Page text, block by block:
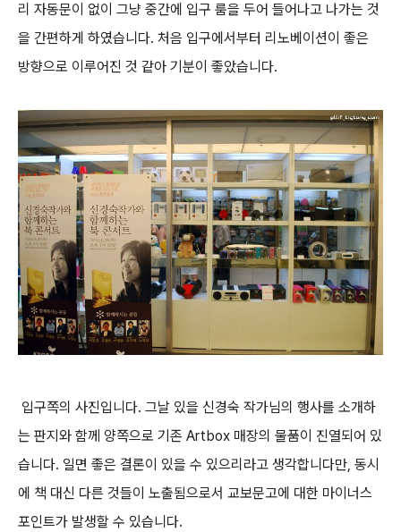
리 자동문이 없이 그냥 중간에 입구 룸을 두어 들어나고 나가는 것
을 간편하게 하였습니다. 처음 입구에서부터 리노베이션이 좋은
방향으로 이루어진 것 같아 기분이 좋았습니다.
입구쪽의 사진입니다. 그날 있을 신경숙 작가님의 행사를 소개하
는 판지와 함께 양쪽으로 기존 Artbox 매장의 물품이 진열되어 있
습니다. 일면 좋은 결론이 있을 수 있으리라고 생각합니다만, 동시
에 책 대신 다른 것들이 노출됨으로서 교보문고에 대한 마이너스
포인트가 발생할 수 있습니다.